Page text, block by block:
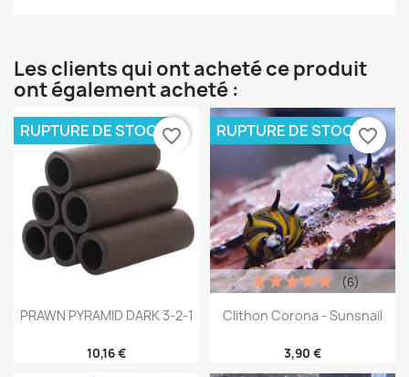
Les clients qui ont acheté ce produit
ont également acheté :
PRAWN PYRAMID DARK 3-2-1
10,16 €
RUPTURE DE STOCKfavorite_border
Clithon Corona - Sunsnail
3,90 €
(6)
RUPTURE DE STOCKfavorite_border